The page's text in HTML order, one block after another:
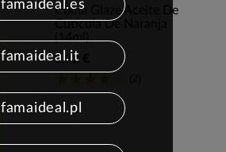
China Glaze Aceite De
Cutícula De Naranja
8,22 €
famaideal.es
famaideal.it
famaideal.pl